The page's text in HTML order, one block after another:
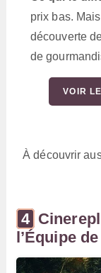
prix bas.
découverte
de
VOIR
À découvrir
l’Équipe